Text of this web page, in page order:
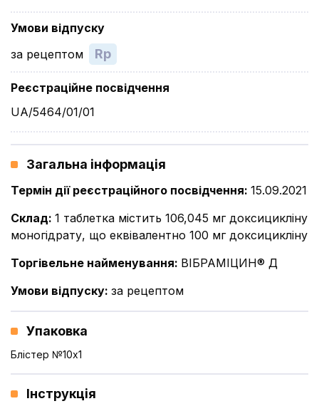
Умови відпуску
за рецептом
Rp
Реєстраційне посвідчення
UA/5464/01/01
Загальна інформація
Термін дії реєстраційного посвідчення: 15.09.2021
Склад: 1 таблетка містить 106,045 мг доксицикліну
моногідрату, що еквівалентно 100 мг доксицикліну
Торгівельне найменування: ВІБРАМІЦИН® Д
Умови відпуску: за рецептом
Упаковка
Блістер №10x1
Інструкція